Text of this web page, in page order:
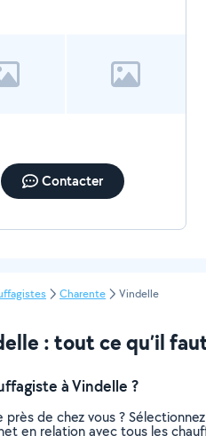
Contacter
Charente Vindelle
: tout ce qu’il
à Vindelle ?
près de chez vous ?
en relation avec tous les